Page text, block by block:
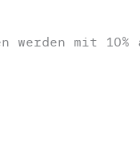
mit 10%